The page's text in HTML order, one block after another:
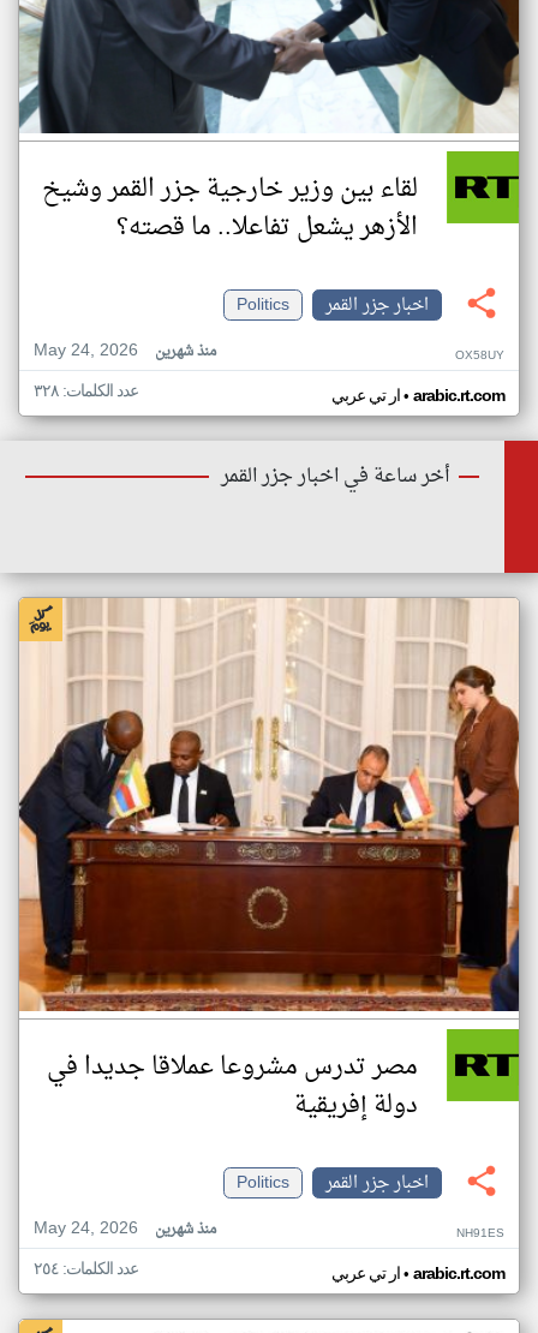
لقاء بين وزير خارجية جزر القمر وشيخ
الأزهر يشعل تفاعلا.. ما قصته؟
اخبار جزر القمر
Politics
May 24, 2026
منذ شهرين OX58UY
ار تي عربي• arabic.rt.com عدد الكلمات: ٣٢٨
أخر ساعة في اخبار جزر القمر
مصر تدرس مشروعا عملاقا جديدا في
دولة إفريقية
اخبار جزر القمر
Politics
May 24, 2026
منذ شهرين NH91ES
ار تي عربي• arabic.rt.com عدد الكلمات: ٢٥٤